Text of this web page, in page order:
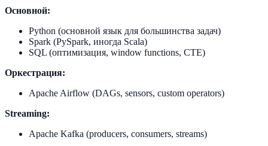
Основной:
Python (основной язык для большинства задач)
Spark (PySpark, иногда Scala)
SQL (оптимизация, window functions, CTE)
Оркестрация:
Apache Airflow (DAGs, sensors, custom operators)
Streaming:
Apache Kafka (producers, consumers, streams)